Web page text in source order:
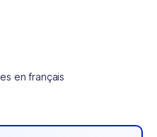
en français